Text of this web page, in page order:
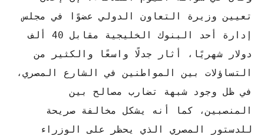
تعيين وزيرة التعاون الدولي عضوًا في مجلس
إدارة أحد البنوك الخليجية مقابل 40 ألف
دولار شهريًا، أثار جدلًا واسعًا والكثير من
التساؤلات بين المواطنين في الشارع المصري،
في ظل وجود شبهة تضارب مصالح بين
المنصبين، كما أنه يشكل مخالفة صريحة
للدستور المصري الذي يحظر على الوزراء